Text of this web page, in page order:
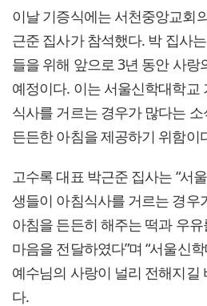
이날 기증식에는 서천중앙교회
근준 집사가 참석했다. 박 집사
들을 위해 앞으로 3년 동안 사랑
예정이다. 이는 서울신학대학교
식사를 거르는 경우가 많다는
든든한 아침을 제공하기 위함이
고수록 대표 박근준 집사는 “서
생들이 아침식사를 거르는 경우
아침을 든든히 해주는 떡과 우
마음을 전달하였다”며 “서울신
예수님의 사랑이 널리 전해지길
다.